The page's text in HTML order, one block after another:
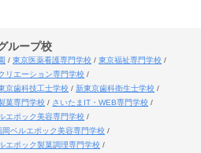
ループ校
東京医薬看護専門学校
東京福祉専門学校
リエーション専門学校
京歯科技工士学校
新東京歯科衛生士学校
菓専門学校
さいたまIT・WEB専門学校
エポック美容専門学校
岡ベルエポック美容専門学校
エポック製菓調理専門学校